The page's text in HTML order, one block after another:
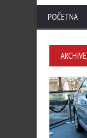
POČETNA
ARCHIVE